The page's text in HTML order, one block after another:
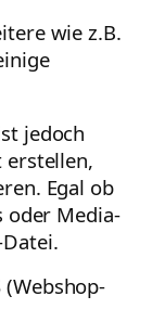
wie z.B.
jedoch
erstellen,
Egal ob
oder Media-
(Webshop-